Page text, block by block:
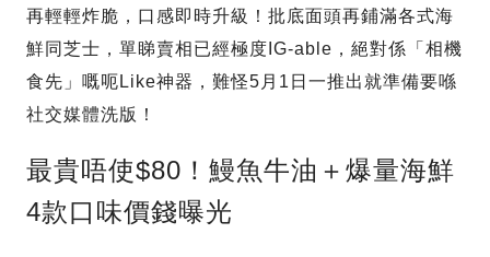
再輕輕炸脆，口感即時升級！批底面頭再鋪滿各式海
鮮同芝士，單睇賣相已經極度IG-able，絕對係「相機
食先」嘅呃Like神器，難怪5月1日一推出就準備要喺
社交媒體洗版！
最貴唔使$80！鰻魚牛油＋爆量海鮮
4款口味價錢曝光